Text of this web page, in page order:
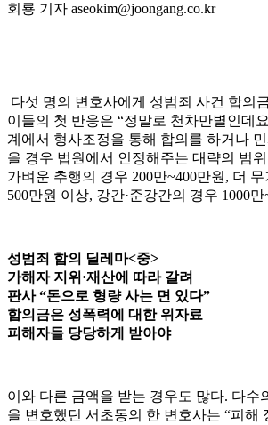
회룡 기자 aseokim@joongang.co.kr
다섯 명의 변호사에게 성범죄 사건 합의
이들의 첫 반응은 “정말로 천차만별인데
계에서 형사조정을 통해 합의를 하거나
을 경우 법원에서 인정해주는 대략의 범
가벼운 추행의 경우 200만~400만원, 더
500만원 이상, 강간·준강간의 경우 1000
성범죄 합의 딜레마<중>
가해자 지위·재산에 따라 갈려
판사 “돈으로 형량 사는 면 있다”
합의금은 성폭력에 대한 위자료
피해자들 당당하게 받아야
이와 다른 금액을 받는 경우도 많다. 다수
을 변호했던 서초동의 한 변호사는 “피해